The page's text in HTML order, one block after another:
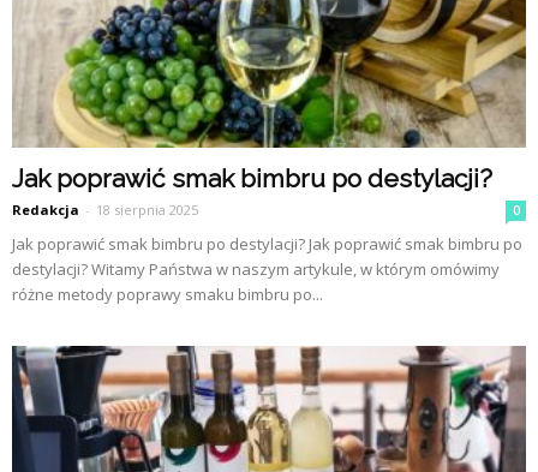
Jak poprawić smak bimbru po destylacji?
Redakcja - 18 sierpnia 2025 0
Jak poprawić smak bimbru po destylacji? Jak poprawić smak bimbru po
destylacji? Witamy Państwa w naszym artykule, w którym omówimy
różne metody poprawy smaku bimbru po...